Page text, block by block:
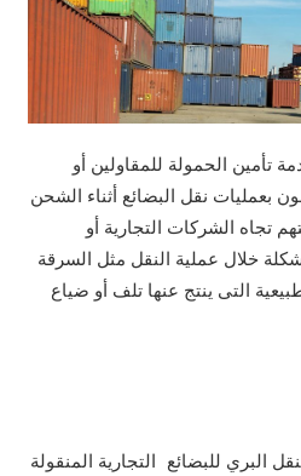
تأمين الحمولة للمقاولين أو
بعمليات نقل البضائع أثناء الشحن
تجاه الشركات التجارية أو
خلال عملية النقل مثل السرقة
التى ينتج عنها تلف أو ضياع
البري للبضائع التجارية المنقولة